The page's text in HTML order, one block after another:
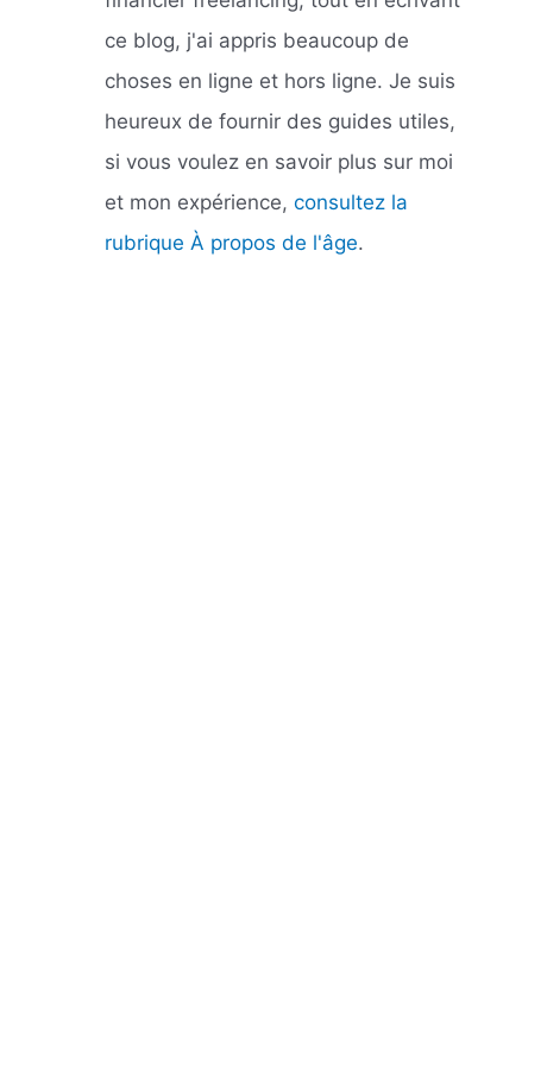
ce blog, j'ai appris beaucoup de
choses en ligne et hors ligne. Je suis
heureux de fournir des guides utiles,
si vous voulez en savoir plus sur moi
et mon expérience, consultez la
rubrique À propos de l'âge.